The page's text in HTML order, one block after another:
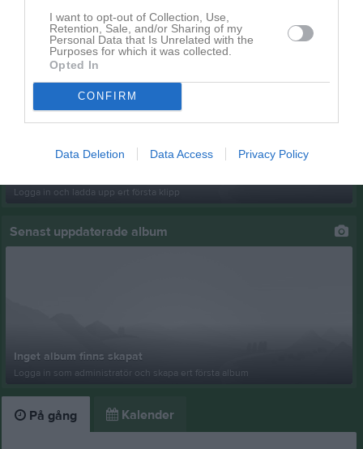
I want to opt-out of Collection, Use,
Retention, Sale, and/or Sharing of my
Personal Data that Is Unrelated with the
Purposes for which it was collected.
Opted In
CONFIRM
Data Deletion Data Access Privacy Policy
Senast uppladdade video
Logga in och ladda upp ert första klipp
Senast uppdaterade album
Inget album finns skapat
Logga in som administratör och skapa ert första album
På gång Kalender